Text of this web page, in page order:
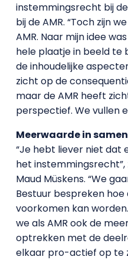
instemmingsrecht bij
bij de AMR. “Toch zijn
AMR. Naar mijn idee
hele plaatje in beeld te
de inhoudelijke
zicht op de
maar de AMR heeft
perspectief. We vullen
Meerwaarde in
“Je hebt liever niet dat
het
Maud Müskens. “We
Bestuur bespreken
voorkomen kan
we als AMR ook de
optrekken met de
elkaar pro-actief op te